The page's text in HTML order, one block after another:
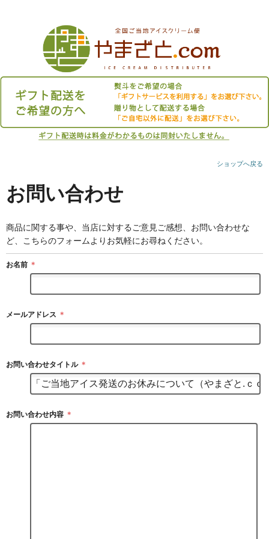
ショップへ戻る
お問い合わせ
商品に関する事や、当店に対するご意見ご感想、お問い合わせな
ど、こちらのフォームよりお気軽にお尋ねください。
お名前 ＊
メールアドレス ＊
お問い合わせタイトル ＊
お問い合わせ内容 ＊